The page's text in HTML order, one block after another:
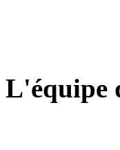
L'équipe